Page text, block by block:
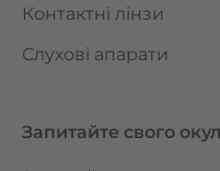
Контактні лінзи
Слухові апарати
Запитайте свого